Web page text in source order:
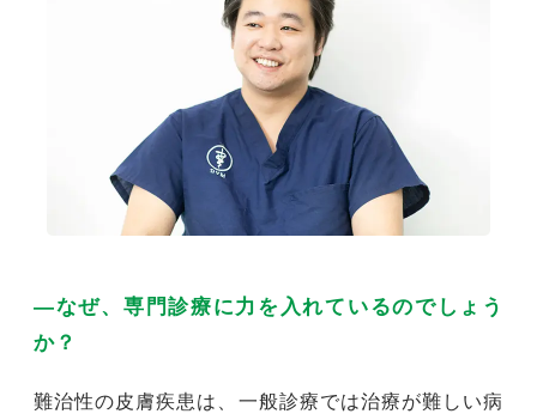
―なぜ、専門診療に力を入れているのでしょう
か？
難治性の皮膚疾患は、一般診療では治療が難しい病